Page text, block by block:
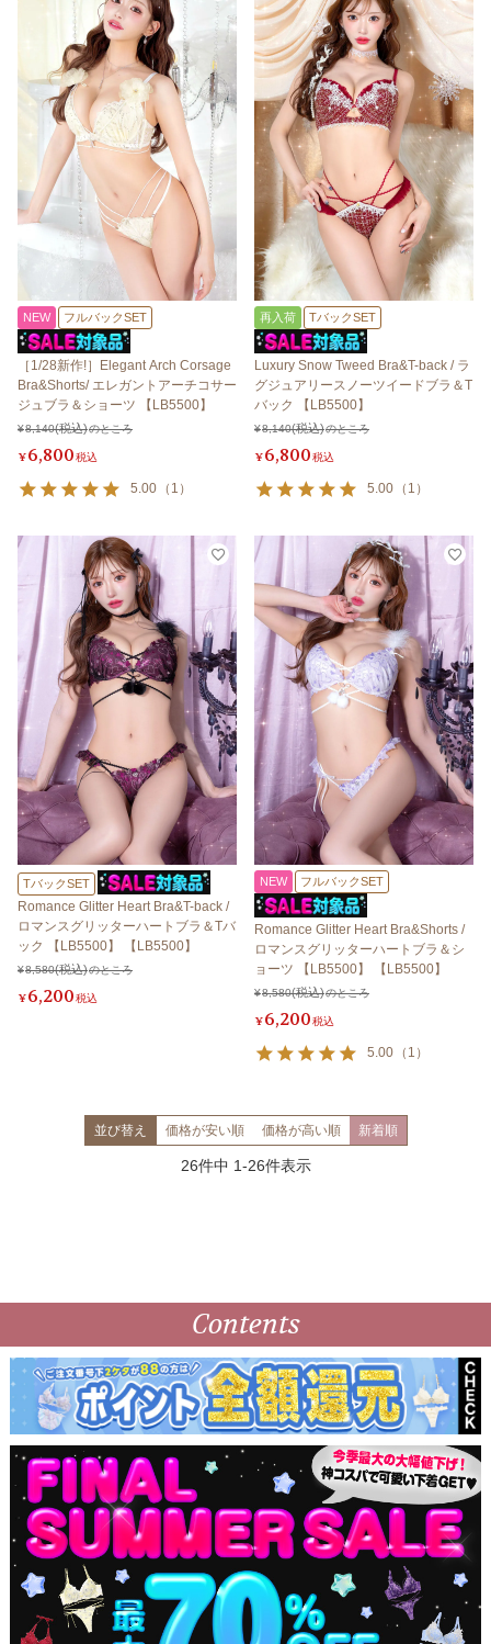
NEW フルバックSET
［1/28新作!］Elegant Arch Corsage
Bra&Shorts/ エレガントアーチコサー
ジュブラ＆ショーツ 【LB5500】
¥8,140 のところ
¥6,800税込
5.00 （ 1 ）
再入荷 TバックSET
Luxury Snow Tweed Bra&T-back / ラ
グジュアリースノーツイードブラ＆T
バック 【LB5500】
¥8,140 のところ
¥6,800税込
5.00 （ 1 ）
TバックSET
Romance Glitter Heart Bra&T-back /
ロマンスグリッターハートブラ＆Tバ
ック 【LB5500】 【LB5500】
¥8,580 のところ
¥6,200税込
NEW フルバックSET
Romance Glitter Heart Bra&Shorts /
ロマンスグリッターハートブラ＆シ
ョーツ 【LB5500】 【LB5500】
¥8,580 のところ
¥6,200税込
5.00 （ 1 ）
並び替え 価格が安い順 価格が高い順 新着順
26件中 1-26件表示
Contents